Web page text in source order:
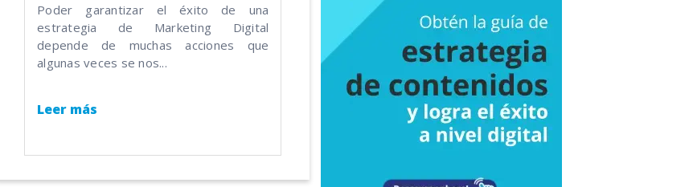
Poder garantizar el éxito de una
estrategia de Marketing Digital
depende de muchas acciones que
algunas veces se nos...
Leer más